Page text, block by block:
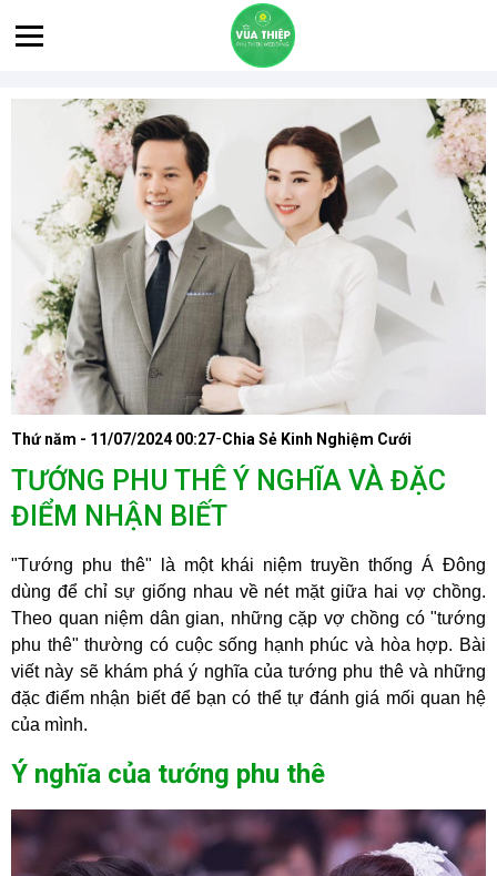
Thứ năm - 11/07/2024 00:27-Chia Sẻ Kinh Nghiệm Cưới
TƯỚNG PHU THÊ Ý NGHĨA VÀ ĐẶC
ĐIỂM NHẬN BIẾT
"Tướng phu thê" là một khái niệm truyền thống Á Đông
dùng để chỉ sự giống nhau về nét mặt giữa hai vợ chồng.
Theo quan niệm dân gian, những cặp vợ chồng có "tướng
phu thê" thường có cuộc sống hạnh phúc và hòa hợp. Bài
viết này sẽ khám phá ý nghĩa của tướng phu thê và những
đặc điểm nhận biết để bạn có thể tự đánh giá mối quan hệ
của mình.
Ý nghĩa của tướng phu thê